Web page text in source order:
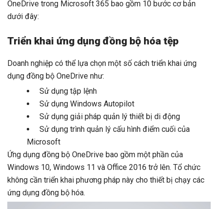
OneDrive trong Microsoft 365 bao gồm 10 bước cơ bản
dưới đây:
Triển khai ứng dụng đồng bộ hóa tệp
Doanh nghiệp có thể lựa chọn một số cách triển khai ứng
dụng đồng bộ OneDrive như:
Sử dụng tập lệnh
Sử dụng Windows Autopilot
Sử dụng giải pháp quản lý thiết bị di động
Sử dụng trình quản lý cấu hình điểm cuối của
Microsoft
Ứng dụng đồng bộ OneDrive bao gồm một phần của
Windows 10, Windows 11 và Office 2016 trở lên. Tổ chức
không cần triển khai phương pháp này cho thiết bị chạy các
ứng dụng đồng bộ hóa.